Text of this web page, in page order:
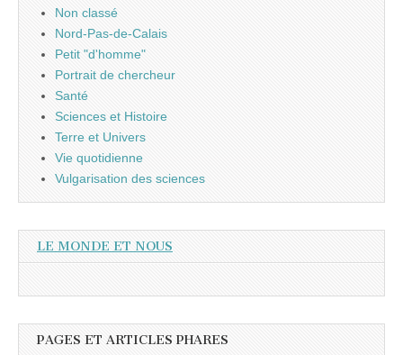
Non classé
Nord-Pas-de-Calais
Petit "d'homme"
Portrait de chercheur
Santé
Sciences et Histoire
Terre et Univers
Vie quotidienne
Vulgarisation des sciences
LE MONDE ET NOUS
PAGES ET ARTICLES PHARES